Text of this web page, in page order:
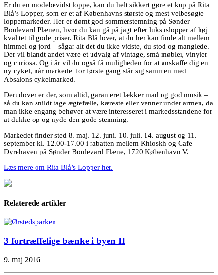
Er du en modebevidst loppe, kan du helt sikkert gøre et kup på Rita
Blå’s Lopper, som er et af Københavns største og mest velbesøgte
loppemarkeder. Her er dømt god sommerstemning på Sønder
Boulevard Plænen, hvor du kan gå på jagt efter luksuslopper af høj
kvalitet til gode priser. Rita Blå lover, at du her kan finde alt mellem
himmel og jord – sågar alt det du ikke vidste, du stod og manglede.
Der vil blandt andet være et udvalg af vintage, små møbler, vinyler
og curiosa. Og i år vil du også få muligheden for at anskaffe dig en
ny cykel, når markedet for første gang slår sig sammen med
Absalons cykelmarked.
Derudover er der, som altid, garanteret lækker mad og god musik –
så du kan snildt tage ægtefælle, kæreste eller venner under armen, da
man ikke engang behøver at være interesseret i markedsstandene for
at dukke op og nyde den gode stemning.
Markedet finder sted 8. maj, 12. juni, 10. juli, 14. august og 11.
september kl. 12.00-17.00 i rabatten mellem Khioskh og Cafe
Dyrehaven på Sønder Boulevard Plæne, 1720 København V.
Læs mere om Rita Blå’s Lopper her.
Relaterede artikler
3 fortræffelige bænke i byen II
9. maj 2016